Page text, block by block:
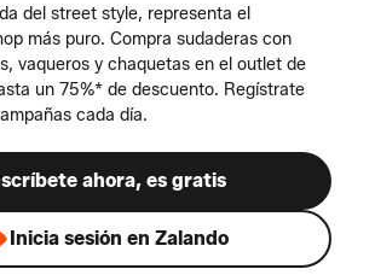
del street style, representa el
más puro. Compra sudaderas con
vaqueros y chaquetas en el outlet de
un 75%* de descuento. Regístrate
cada día.
ahora, es gratis
Inicia sesión en Zalando